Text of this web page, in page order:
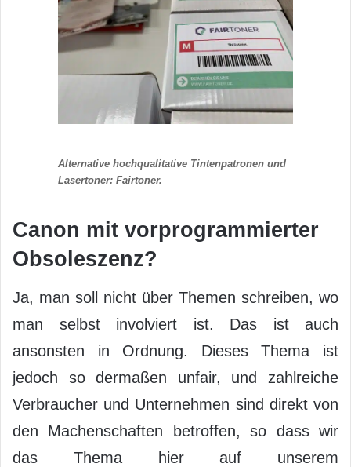
Alternative hochqualitative Tintenpatronen und
Lasertoner: Fairtoner.
Canon mit vorprogrammierter
Obsoleszenz?
Ja, man soll nicht über Themen schreiben, wo
man selbst involviert ist. Das ist auch
ansonsten in Ordnung. Dieses Thema ist
jedoch so dermaßen unfair, und zahlreiche
Verbraucher und Unternehmen sind direkt von
den Machenschaften betroffen, so dass wir
das Thema hier auf unserem